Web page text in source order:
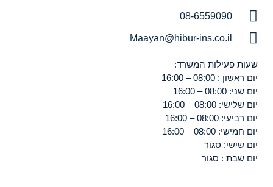
08-6559090
Maayan@hibur-ins.co.il
שעות פעילות המשרד:
יום ראשון : 08:00 – 16:00
יום שני: 08:00 – 16:00
יום שלישי: 08:00 – 16:00
יום רביעי: 08:00 – 16:00
יום חמישי: 08:00 – 16:00
יום שישי: סגור
יום שבת : סגור